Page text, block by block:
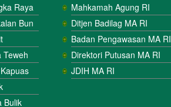
Raya
Bun
Teweh
Bulik
Mahkamah Agung RI
Ditjen Badilag MA RI
Badan Pengawasan MA RI
Direktori Putusan MA RI
JDIH MA RI